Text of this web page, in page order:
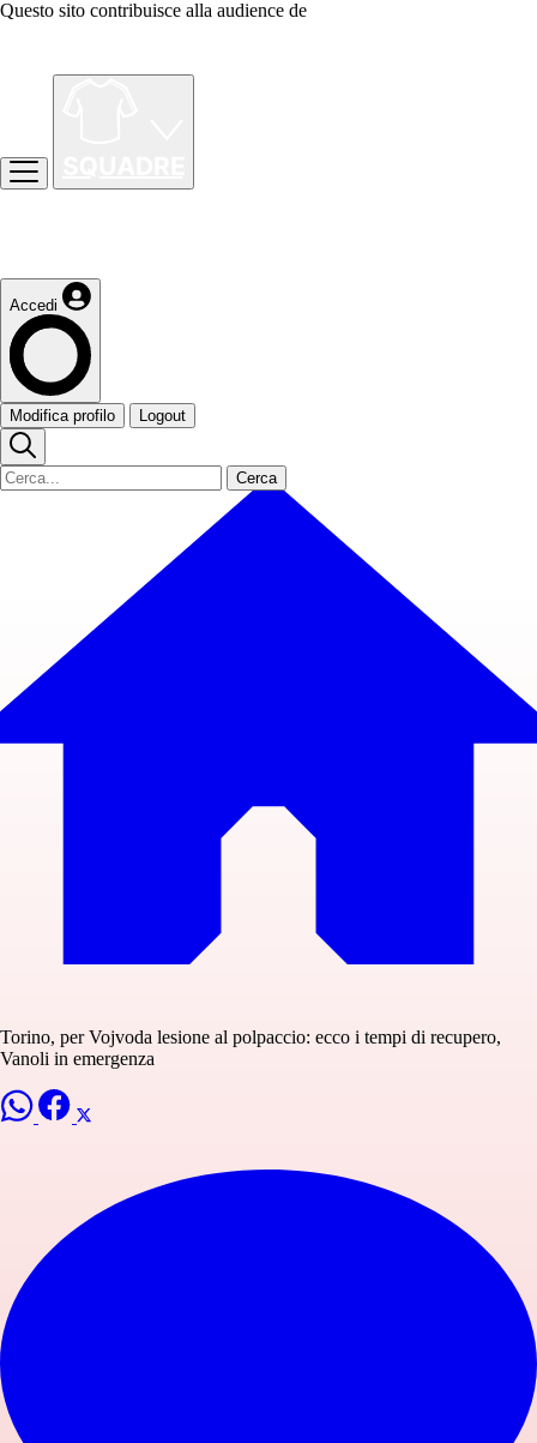
Questo sito contribuisce alla audience de
Accedi
Modifica profilo Logout
Cerca
Torino, per Vojvoda lesione al polpaccio: ecco i tempi di recupero,
Vanoli in emergenza